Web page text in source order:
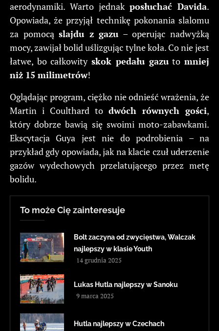
aerodynamiki. Warto jednak posłuchać Davida.
Opowiada, że przyjął technikę pokonania slalomu
za pomocąslajdu z gazu – operując nadwyżką
mocy, zawijał bolid uślizgując tylne koła. Co nie jest
łatwe, bo całkowityskok pedału gazutomniej
niż 15 milimetrów!
Oglądając program, ciężko nie odnieść wrażenia, że
Martin i Coulthard to dwóch równych gości,
który dobrze bawią się swoimi moto-zabawkami.
Ekscytacja Guya jest nie do podrobienia – na
przykład gdy opowiada, jak na klacie czuł uderzenie
gazów wydechowych przelatującego przez metę
bolidu.
To może Cię zainteresuje
Bolt zaczyna od zwycięstwa, Walczak
najlepszy w klasie Youth
14 grudnia 2025
Lukas Hutla najlepszy w Sanoku
9 marca 2025
Hutla najlepszy w Czechach